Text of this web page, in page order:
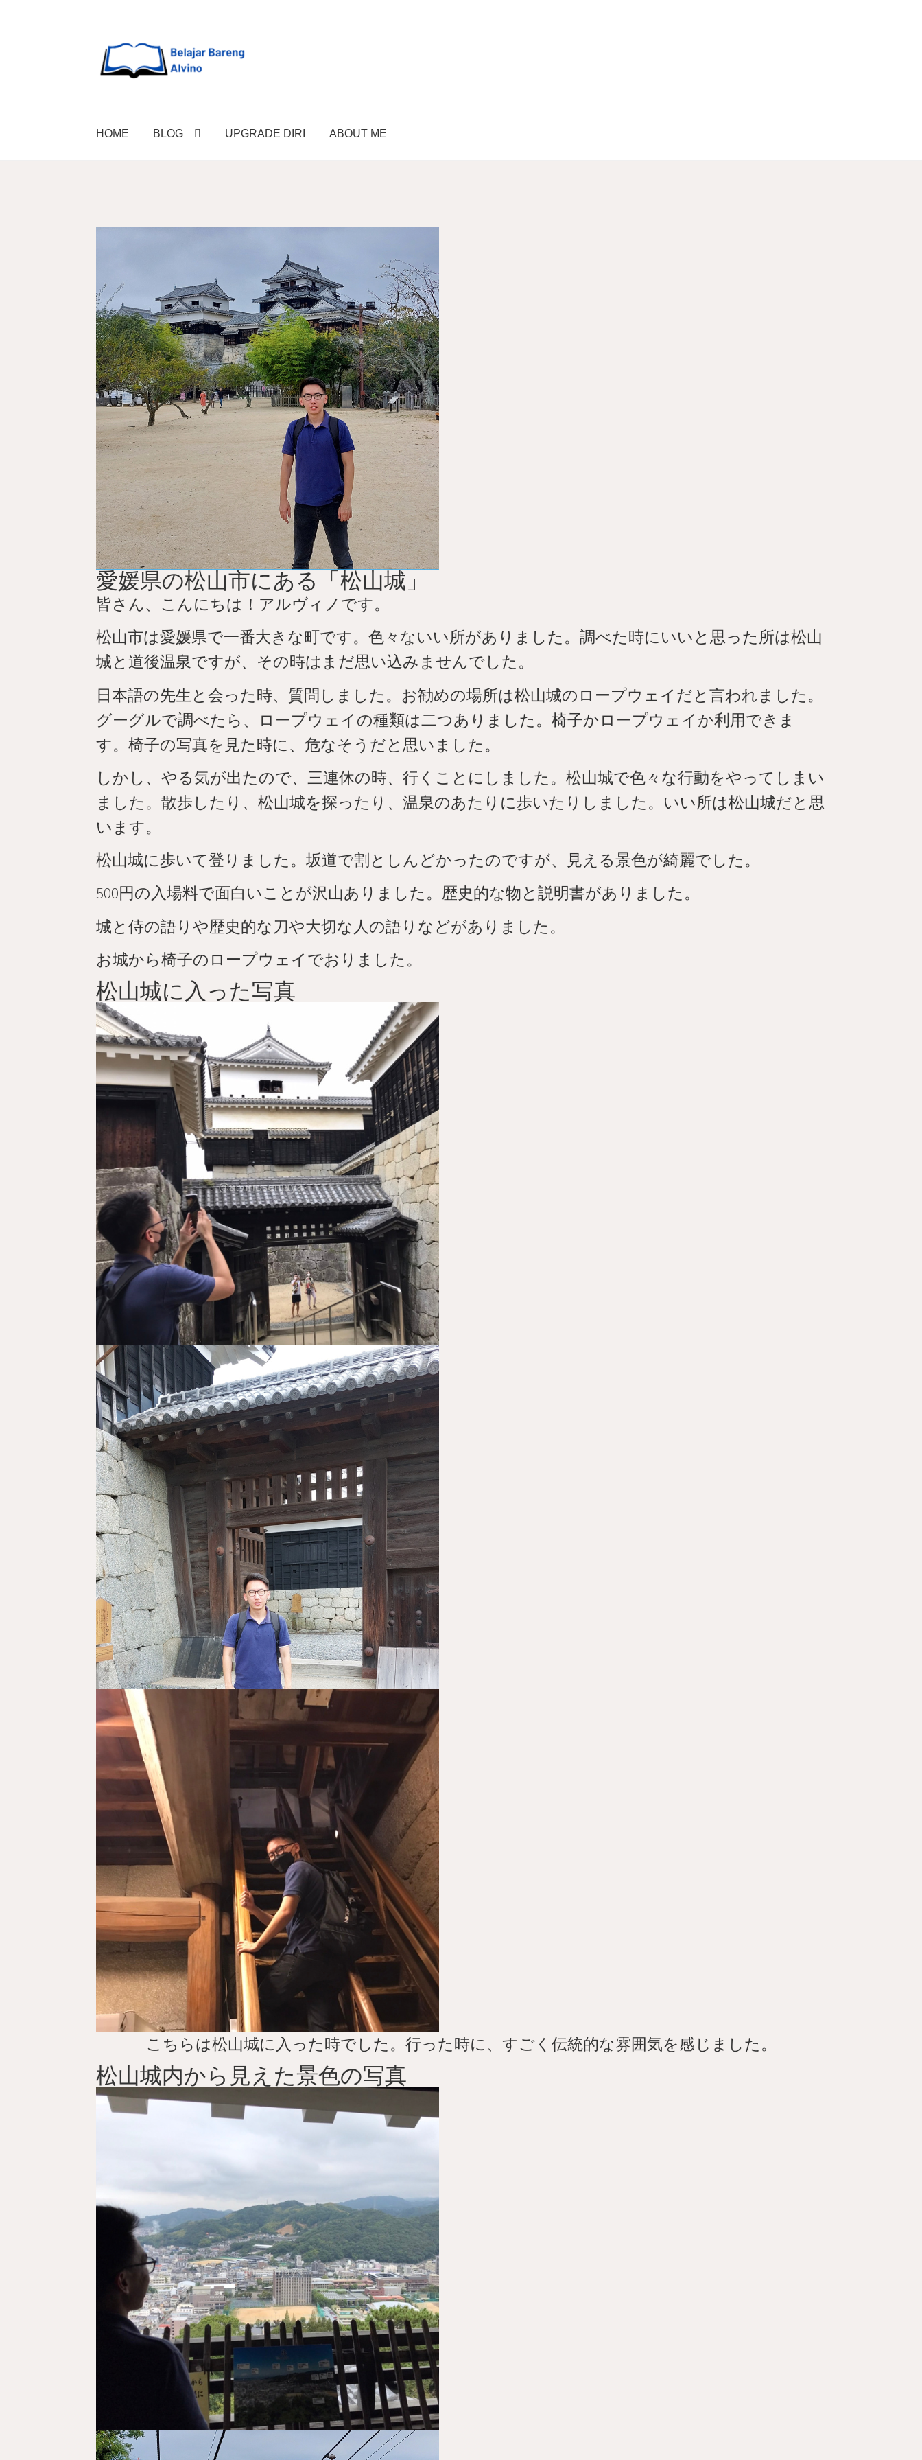
HOME BLOG UPGRADE DIRI ABOUT ME
愛媛県の松山市にある「松山城」
皆さん、こんにちは！アルヴィノです。
松山市は愛媛県で一番大きな町です。色々ないい所がありました。調べた時にいいと思った所は松山
城と道後温泉ですが、その時はまだ思い込みませんでした。
日本語の先生と会った時、質問しました。お勧めの場所は松山城のロープウェイだと言われました。
グーグルで調べたら、ロープウェイの種類は二つありました。椅子かロープウェイか利用できま
す。椅子の写真を見た時に、危なそうだと思いました。
しかし、やる気が出たので、三連休の時、行くことにしました。松山城で色々な行動をやってしまい
ました。散歩したり、松山城を探ったり、温泉のあたりに歩いたりしました。いい所は松山城だと思
います。
松山城に歩いて登りました。坂道で割としんどかったのですが、見える景色が綺麗でした。
500円の入場料で面白いことが沢山ありました。歴史的な物と説明書がありました。
城と侍の語りや歴史的な刀や大切な人の語りなどがありました。
お城から椅子のロープウェイでおりました。
松山城に入った写真
こちらは松山城に入った時でした。行った時に、すごく伝統的な雰囲気を感じました。
松山城内から見えた景色の写真